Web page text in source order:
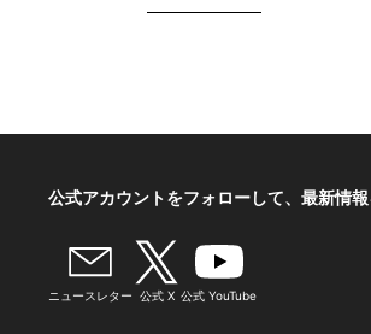
公式アカウントをフォローして、 最新情報
ニュースレター 公式 X 公式 YouTube